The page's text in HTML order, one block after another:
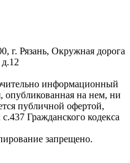
Рязань, Окружная дорога
информационный
опубликованная на нем, ни
публичной офертой,
Гражданского кодекса
запрещено.